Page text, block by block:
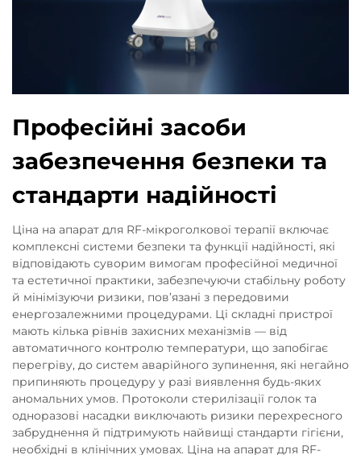
Професійні засоби
забезпечення безпеки та
стандарти надійності
Ціна на апарат для RF-мікроголкової терапії включає
комплексні системи безпеки та функції надійності, які
відповідають суворим вимогам професійної медичної
та естетичної практики, забезпечуючи стабільну роботу
й мінімізуючи ризики, пов’язані з передовими
енергозалежними процедурами. Ці складні пристрої
мають кілька рівнів захисних механізмів — від
автоматичного контролю температури, що запобігає
перегріву, до систем аварійного зупинення, які негайно
припиняють процедуру у разі виявлення будь-яких
аномальних умов. Протоколи стерилізації голок та
одноразові насадки виключають ризики перехресного
забруднення й підтримують найвищі стандарти гігієни,
необхідні в клінічних умовах. Ціна на апарат для RF-